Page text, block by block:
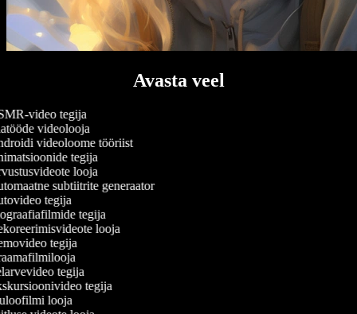
Avasta veel
video tegija
videolooja
videoloome tööriist
tegija
looja
subtiitrite generaator
tegija
tegija
looja
tegija
tegija
tegija
looja